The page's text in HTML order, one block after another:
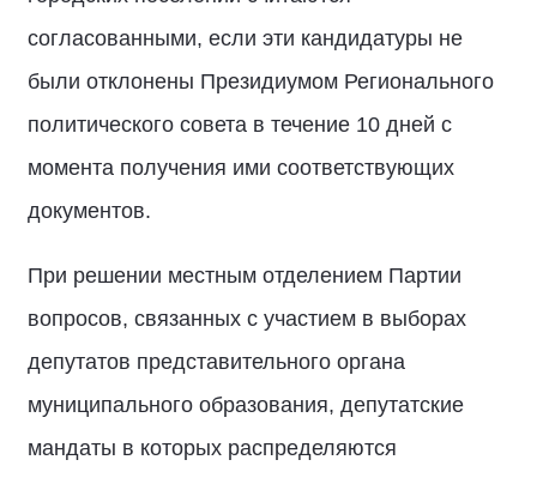
согласованными, если эти кандидатуры не
были отклонены Президиумом Регионального
политического совета в течение 10 дней c
момента получения ими соответствующих
документов.
При решении местным отделением Партии
вопросов, связанных с участием в выборах
депутатов представительного органа
муниципального образования, депутатские
мандаты в которых распределяются